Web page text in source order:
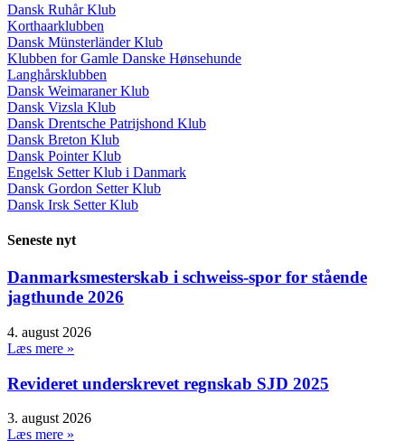
Dansk Ruhår Klub
Korthaarklubben
Dansk Münsterländer Klub
Klubben for Gamle Danske Hønsehunde
Langhårsklubben
Dansk Weimaraner Klub
Dansk Vizsla Klub
Dansk Drentsche Patrijshond Klub
Dansk Breton Klub
Dansk Pointer Klub
Engelsk Setter Klub i Danmark
Dansk Gordon Setter Klub
Dansk Irsk Setter Klub
Seneste nyt
Danmarksmesterskab i schweiss-spor for stående
jagthunde 2026
4. august 2026
Læs mere »
Revideret underskrevet regnskab SJD 2025
3. august 2026
Læs mere »